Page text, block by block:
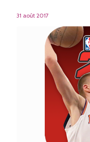
31 août 2017